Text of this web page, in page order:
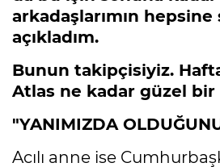
arkadaşlarımın
açıkladım.
Bunun takipçisiyiz.
Atlas ne kadar güzel bir
"YANIMIZDA
Acılı anne ise